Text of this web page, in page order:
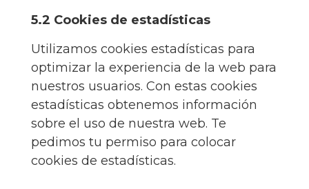
5.2 Cookies de estadísticas
Utilizamos cookies estadísticas para
optimizar la experiencia de la web para
nuestros usuarios. Con estas cookies
estadísticas obtenemos información
sobre el uso de nuestra web. Te
pedimos tu permiso para colocar
cookies de estadísticas.